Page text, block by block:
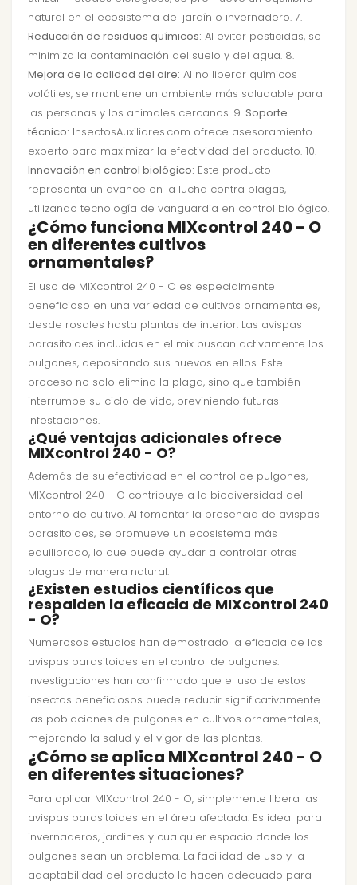
natural en el ecosistema del jardín o invernadero. 7.
Reducción de residuos químicos: Al evitar pesticidas, se
minimiza la contaminación del suelo y del agua. 8.
Mejora de la calidad del aire: Al no liberar químicos
volátiles, se mantiene un ambiente más saludable para
las personas y los animales cercanos. 9. Soporte
técnico: InsectosAuxiliares.com ofrece asesoramiento
experto para maximizar la efectividad del producto. 10.
Innovación en control biológico: Este producto
representa un avance en la lucha contra plagas,
utilizando tecnología de vanguardia en control biológico.
¿Cómo funciona MIXcontrol 240 - O
en diferentes cultivos
ornamentales?
El uso de MIXcontrol 240 - O es especialmente
beneficioso en una variedad de cultivos ornamentales,
desde rosales hasta plantas de interior. Las avispas
parasitoides incluidas en el mix buscan activamente los
pulgones, depositando sus huevos en ellos. Este
proceso no solo elimina la plaga, sino que también
interrumpe su ciclo de vida, previniendo futuras
infestaciones.
¿Qué ventajas adicionales ofrece
MIXcontrol 240 - O?
Además de su efectividad en el control de pulgones,
MIXcontrol 240 - O contribuye a la biodiversidad del
entorno de cultivo. Al fomentar la presencia de avispas
parasitoides, se promueve un ecosistema más
equilibrado, lo que puede ayudar a controlar otras
plagas de manera natural.
¿Existen estudios científicos que
respalden la eficacia de MIXcontrol 240
- O?
Numerosos estudios han demostrado la eficacia de las
avispas parasitoides en el control de pulgones.
Investigaciones han confirmado que el uso de estos
insectos beneficiosos puede reducir significativamente
las poblaciones de pulgones en cultivos ornamentales,
mejorando la salud y el vigor de las plantas.
¿Cómo se aplica MIXcontrol 240 - O
en diferentes situaciones?
Para aplicar MIXcontrol 240 - O, simplemente libera las
avispas parasitoides en el área afectada. Es ideal para
invernaderos, jardines y cualquier espacio donde los
pulgones sean un problema. La facilidad de uso y la
adaptabilidad del producto lo hacen adecuado para